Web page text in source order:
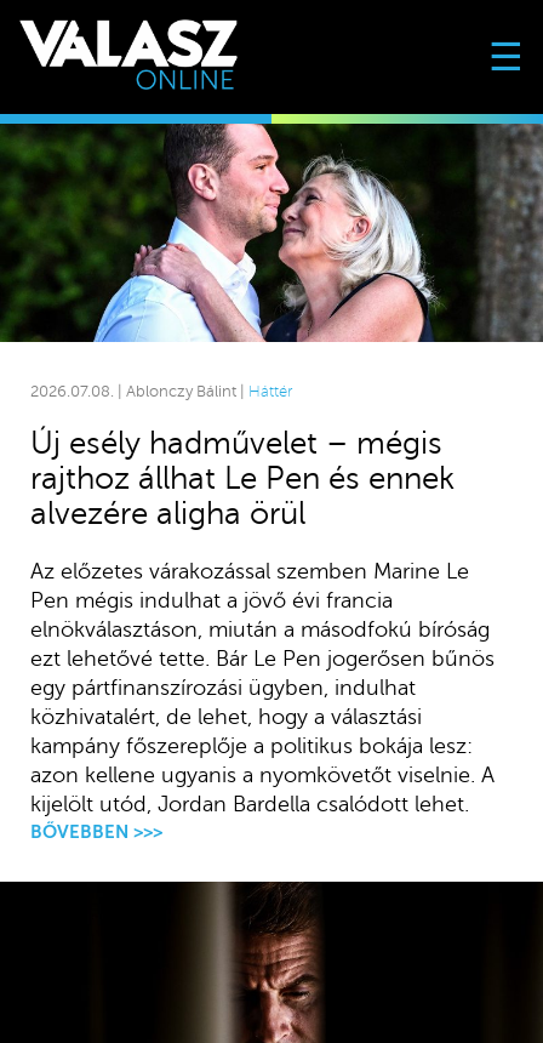
☰
2026.07.08. | Ablonczy Bálint | Háttér
Új esély hadművelet – mégis
rajthoz állhat Le Pen és ennek
alvezére aligha örül
Az előzetes várakozással szemben Marine Le
Pen mégis indulhat a jövő évi francia
elnökválasztáson, miután a másodfokú bíróság
ezt lehetővé tette. Bár Le Pen jogerősen bűnös
egy pártfinanszírozási ügyben, indulhat
közhivatalért, de lehet, hogy a választási
kampány főszereplője a politikus bokája lesz:
azon kellene ugyanis a nyomkövetőt viselnie. A
kijelölt utód, Jordan Bardella csalódott lehet.
BŐVEBBEN >>>